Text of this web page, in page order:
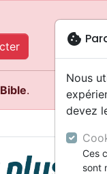
.
cookie
Nous
devez
Ces
sont